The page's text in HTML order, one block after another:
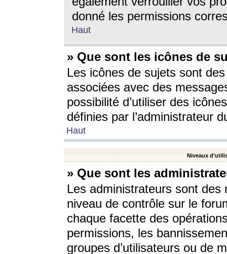
donné les permissions
Haut
» Que sont les icônes de
Les icônes de sujets sont
associées avec des
possibilité d’utiliser des
définies par l’administrateur
Haut
Niveaux
» Que sont les
Les administrateurs sont
niveau de contrôle sur le
chaque facette des
permissions, les
groupes d’utilisateurs ou de